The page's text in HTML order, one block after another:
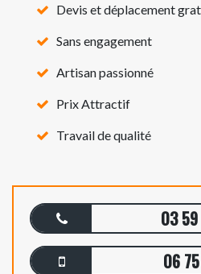
Devis et déplacement
Sans engagement
Artisan passionné
Prix Attractif
Travail de qualité
03
06